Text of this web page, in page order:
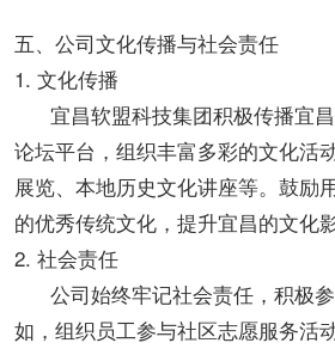
五、公司文化传播与社会责任
1. 文化传播
宜昌软盟科技集团积极传播宜昌
论坛平台，组织丰富多彩的文化活
展览、本地历史文化讲座等。鼓励
的优秀传统文化，提升宜昌的文化
2. 社会责任
公司始终牢记社会责任，积极
如，组织员工参与社区志愿服务活